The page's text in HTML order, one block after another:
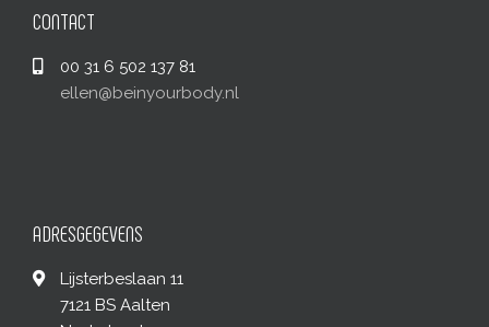
CONTACT
00 31 6 502 137 81
ellen@beinyourbody.nl
ADRESGEGEVENS
Lijsterbeslaan 11
7121 BS Aalten